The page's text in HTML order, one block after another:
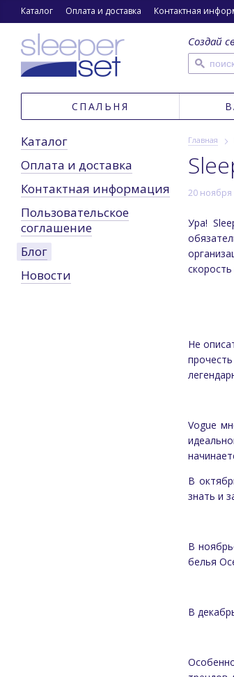
Каталог Оплата и доставка Контактная
Создай
СПАЛЬНЯ
Главная
20 ноября
Ура!
Не
Vogue
В
знать и
В
белья
В
Каталог
Оплата и доставка
Контактная информация
Пользовательское
соглашение
Блог
Новости